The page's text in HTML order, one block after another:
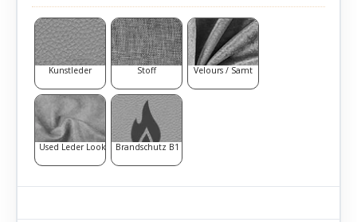
Kunstleder Stoff Velours / Samt
Used Leder Look Brandschutz B1